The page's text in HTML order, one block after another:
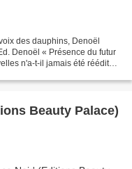
dauphins, Denoël
Denoël « Présence du futur
n'a-t-il jamais été réédité ?
Beauty Palace)